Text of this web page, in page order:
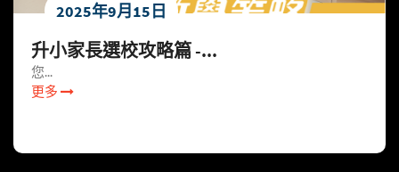
2025年9月15日
升⼩家長選校攻略篇 -...
您...
更多